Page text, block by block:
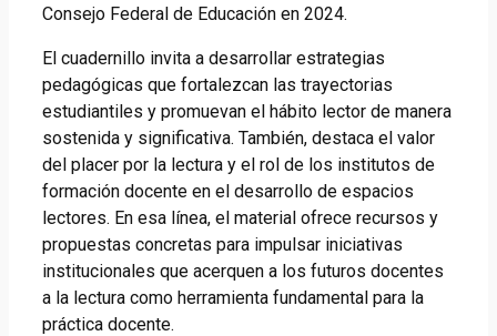
Consejo Federal de Educación en 2024.
El cuadernillo invita a desarrollar estrategias
pedagógicas que fortalezcan las trayectorias
estudiantiles y promuevan el hábito lector de manera
sostenida y significativa. También, destaca el valor
del placer por la lectura y el rol de los institutos de
formación docente en el desarrollo de espacios
lectores. En esa línea, el material ofrece recursos y
propuestas concretas para impulsar iniciativas
institucionales que acerquen a los futuros docentes
a la lectura como herramienta fundamental para la
práctica docente.